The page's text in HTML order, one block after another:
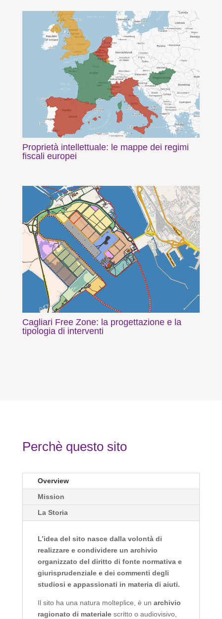
Proprietà intellettuale: le mappe dei regimi
fiscali europei
Cagliari Free Zone: la progettazione e la
tipologia di interventi
Perchè questo sito
Overview
Mission
La Storia
L’idea del sito nasce dalla volontà di
realizzare e condividere un archivio
organizzato del diritto di fonte normativa e
giurisprudenziale e dei commenti degli
studiosi e appassionati in materia di aiuti.
Il sito ha una natura molteplice, è un archivio
ragionato di materialescritto o audiovisivo,